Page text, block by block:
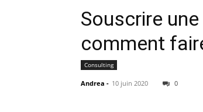
Souscrire
comment
Consulting
Andrea - 10 juin 2020 0